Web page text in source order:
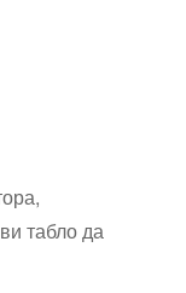
табло да